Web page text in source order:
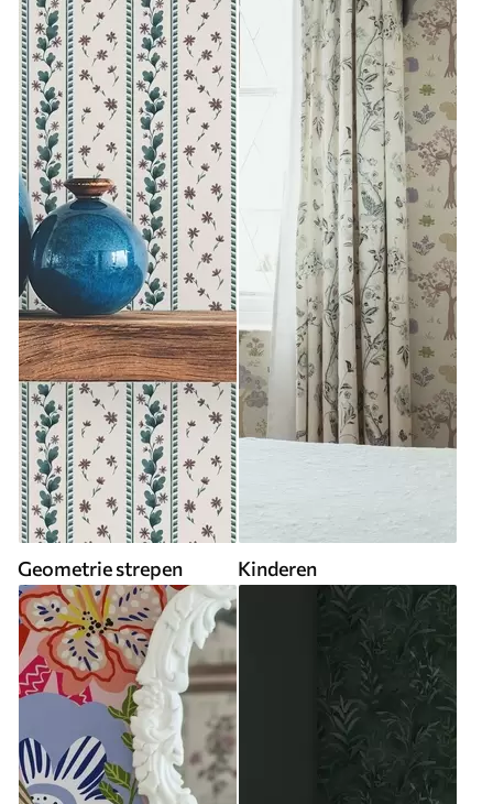
Geometrie strepen Kinderen